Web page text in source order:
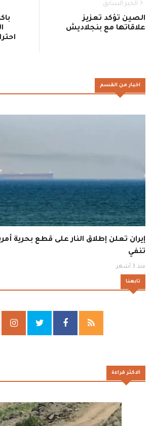
الخبر السابق
الصين تؤكد تعزيز
علاقاتها مع بنجلاديش
اخبار من القسم
إيران تعلن إطلاق النار على قطع بحرية
تنفي
منذ 3 أشهر
تابعنا
الاكثر قراءة